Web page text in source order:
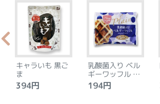
キャラいも 黒ご
ま
394円
乳酸菌入り ベル
ギーワッフル プ
レーン
194円